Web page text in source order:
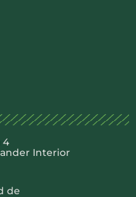
4
Interior
de